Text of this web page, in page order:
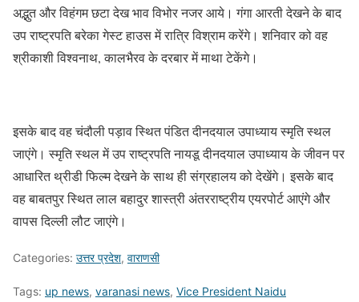
अद्भुत और विहंगम छटा देख भाव विभोर नजर आये। गंगा आरती देखने के बाद
उप राष्ट्रपति बरेका गेस्ट हाउस में रात्रि विश्राम करेंगे। शनिवार को वह
श्रीकाशी विश्वनाथ, कालभैरव के दरबार में माथा टेकेंगे।
इसके बाद वह चंदौली पड़ाव स्थित पंडित दीनदयाल उपाध्याय स्मृति स्थल
जाएंगे। स्मृति स्थल में उप राष्ट्रपति नायडू दीनदयाल उपाध्याय के जीवन पर
आधारित थ्रीडी फिल्म देखने के साथ ही संग्रहालय को देखेंगे। इसके बाद
वह बाबतपुर स्थित लाल बहादुर शास्त्री अंतरराष्ट्रीय एयरपोर्ट आएंगे और
वापस दिल्ली लौट जाएंगे।
Categories: उत्तर प्रदेश, वाराणसी
Tags: up news, varanasi news, Vice President Naidu